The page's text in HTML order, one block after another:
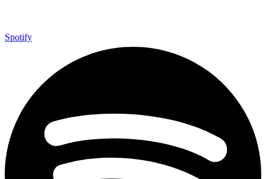
Spotify